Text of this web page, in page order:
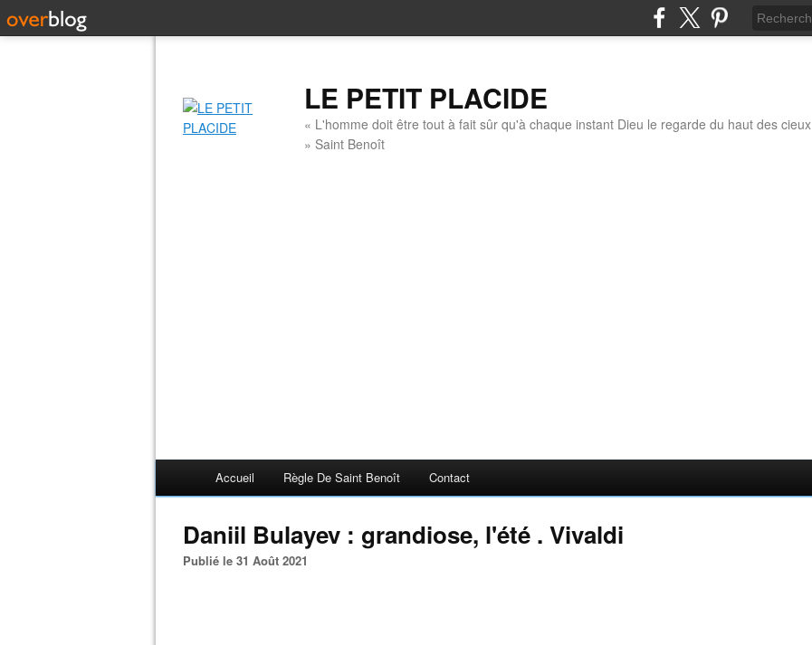
LE PETIT PLACIDE
« L'homme doit être tout à fait sûr qu'à chaque instant Dieu le regarde du haut des cieux
» Saint Benoît
Accueil Règle De Saint Benoît Contact
Daniil Bulayev : grandiose, l'été . Vivaldi
Publié le 31 Août 2021